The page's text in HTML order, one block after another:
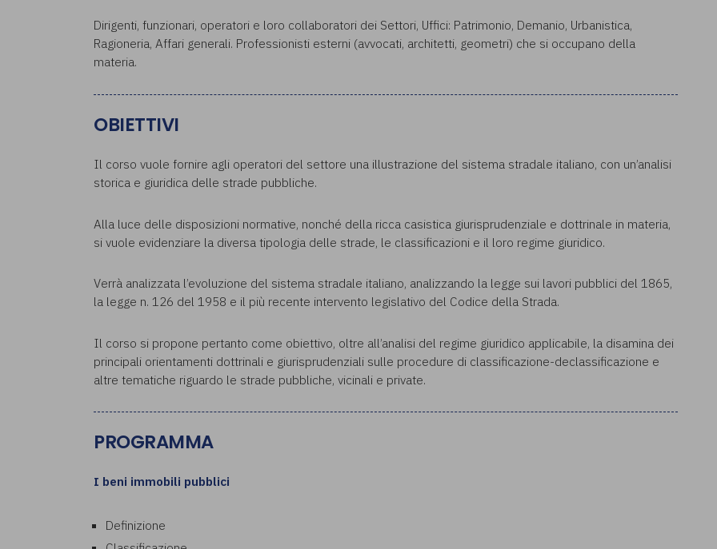
Dirigenti, funzionari, operatori e loro collaboratori dei Settori, Uffici: Patrimonio, Demanio, Urbanistica,
Ragioneria, Affari generali. Professionisti esterni (avvocati, architetti, geometri) che si occupano della
materia.
OBIETTIVI
Il corso vuole fornire agli operatori del settore una illustrazione del sistema stradale italiano, con un’analisi
storica e giuridica delle strade pubbliche.
Alla luce delle disposizioni normative, nonché della ricca casistica giurisprudenziale e dottrinale in materia,
si vuole evidenziare la diversa tipologia delle strade, le classificazioni e il loro regime giuridico.
Verrà analizzata l’evoluzione del sistema stradale italiano, analizzando la legge sui lavori pubblici del 1865,
la legge n. 126 del 1958 e il più recente intervento legislativo del Codice della Strada.
Il corso si propone pertanto come obiettivo, oltre all’analisi del regime giuridico applicabile, la disamina dei
principali orientamenti dottrinali e giurisprudenziali sulle procedure di classificazione-declassificazione e
altre tematiche riguardo le strade pubbliche, vicinali e private.
PROGRAMMA
I beni immobili pubblici
Definizione